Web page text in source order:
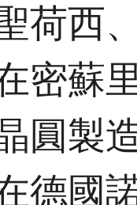
荷西
密蘇
圓製
德國